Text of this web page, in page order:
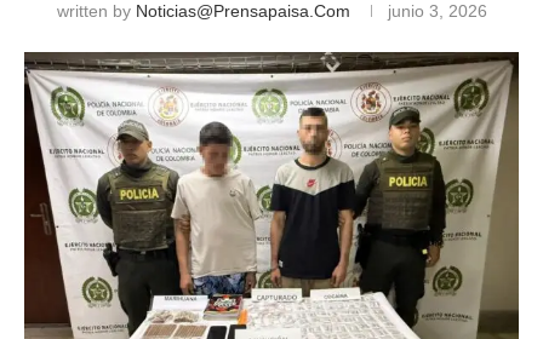
written by Noticias@prensapaisa.com junio 3, 2026